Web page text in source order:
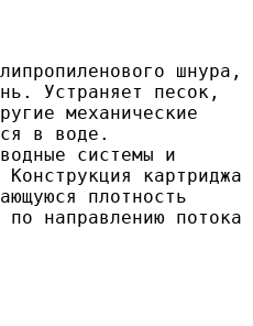
шнура,
Устраняет песок,
механические
в воде.
системы и
картриджа
плотность
по направлению потока